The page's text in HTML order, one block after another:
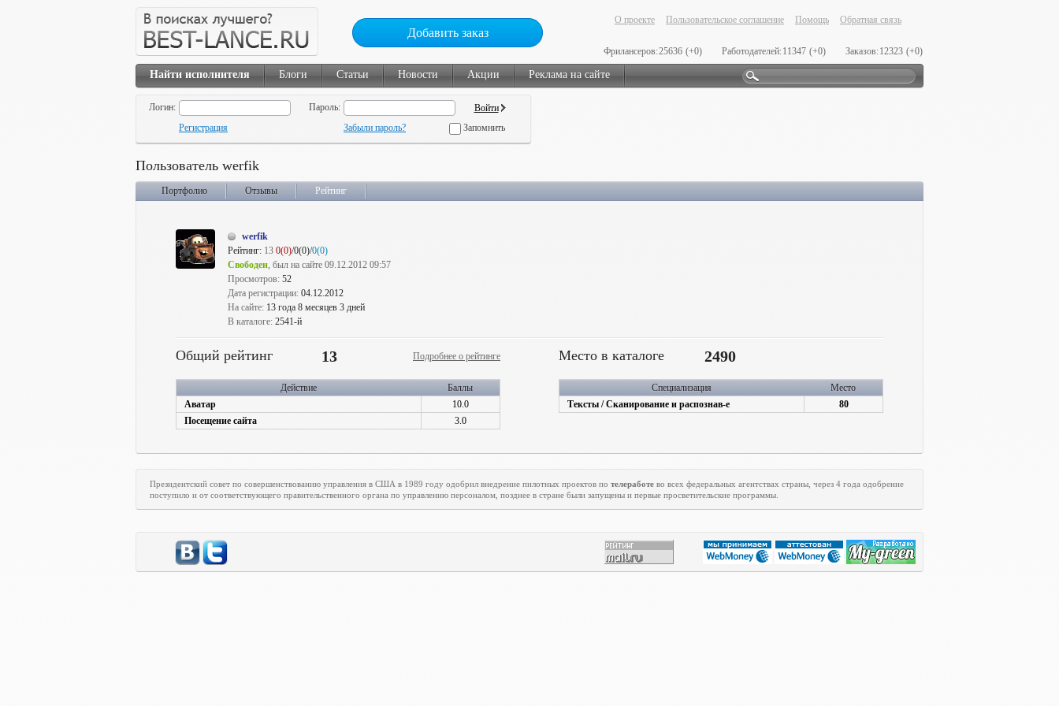
Добавить заказ
О проекте Пользовательское соглашение Помощь Обратная связь
Фрилансеров:25636 (+0) Работодателей:11347 (+0) Заказов:12323 (+0)
Найти исполнителя Блоги Статьи Новости Акции Реклама на сайте
Логин:
Пароль:
Регистрация
Забыли пароль? Запомнить
Пользователь werfik
Портфолио Отзывы Рейтинг
werfik
Рейтинг: 13 0(0)/0(0)/0(0)
Свободен, был на сайте 09.12.2012 09:57
Просмотров: 52
Дата регистрации: 04.12.2012
На сайте: 13 года 8 месяцев 3 дней
В каталоге: 2541-й
Общий рейтинг 13 Подробнее о рейтинге
Действие
Баллы
Аватар
10.0
Посещение сайта
3.0
Место в каталоге 2490
Специализация
Место
Тексты / Сканирование и распознав-е
80
Президентский совет по совершенствованию управления в США в 1989 году одобрил внедрение пилотных проектов по телеработе во всех федеральных агентствах страны, через 4 года одобрение
поступило и от соответствующего правительственного органа по управлению персоналом, позднее в стране были запущены и первые просветительские программы.